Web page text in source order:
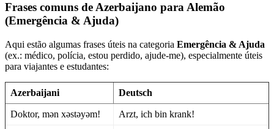
Frases comuns de Azerbaijano para Alemão
(Emergência & Ajuda)
Aqui estão algumas frases úteis na categoria Emergência & Ajuda
(ex.: médico, polícia, estou perdido, ajude-me), especialmente úteis
para viajantes e estudantes:
Azerbaijani Deutsch
Doktor, mən xəstəyəm! Arzt, ich bin krank!